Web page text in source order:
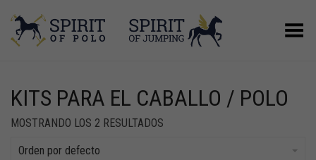
Menú
KITS PARA EL CABALLO / POLO
MOSTRANDO LOS 2 RESULTADOS
Orden por defecto